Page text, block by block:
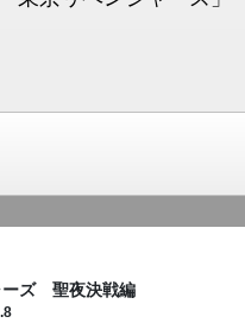
ズ 聖夜決戦編